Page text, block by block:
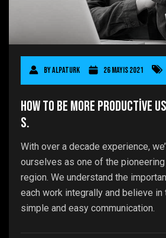
ByAlpaTurk 26 Mayıs 2021
How to be more productive
s.
With over a decade experience,
ourselves as one of the
region. We understand the
each work integrally and believe
simple and easy communication.